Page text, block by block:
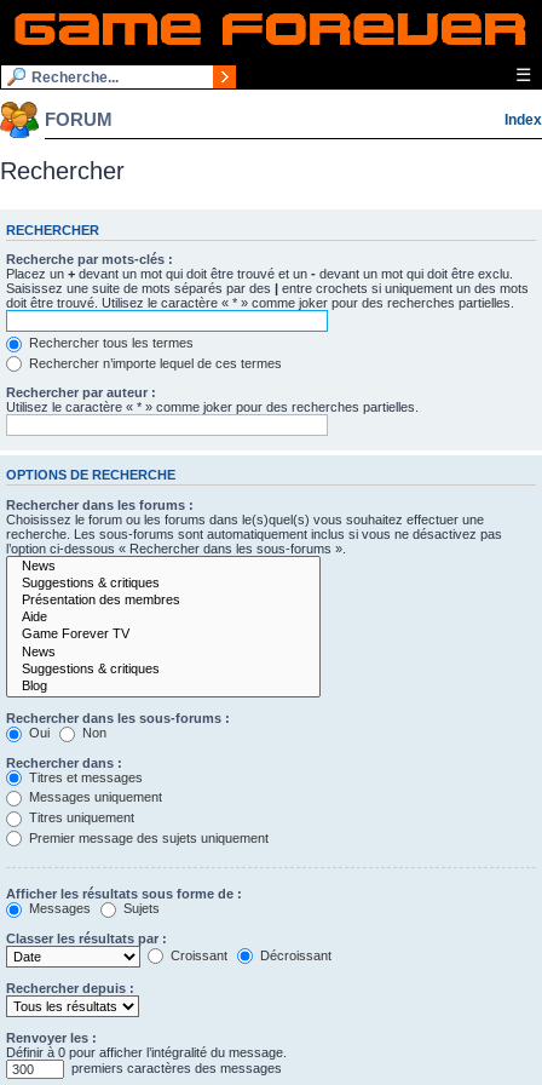
☰
FORUM Index
Rechercher
RECHERCHER
Recherche par mots-clés :
Placez un + devant un mot qui doit être trouvé et un - devant un mot qui doit être exclu.
Saisissez une suite de mots séparés par des | entre crochets si uniquement un des mots
doit être trouvé. Utilisez le caractère « * » comme joker pour des recherches partielles.
Rechercher tous les termes
Rechercher n’importe lequel de ces termes
Rechercher par auteur :
Utilisez le caractère « * » comme joker pour des recherches partielles.
OPTIONS DE RECHERCHE
Rechercher dans les forums :
Choisissez le forum ou les forums dans le(s)quel(s) vous souhaitez effectuer une
recherche. Les sous-forums sont automatiquement inclus si vous ne désactivez pas
l’option ci-dessous « Rechercher dans les sous-forums ».
Rechercher dans les sous-forums :
Oui
Non
Rechercher dans :
Titres et messages
Messages uniquement
Titres uniquement
Premier message des sujets uniquement
Afficher les résultats sous forme de :
Messages
Sujets
Classer les résultats par :
Croissant
Décroissant
Rechercher depuis :
Renvoyer les :
Définir à 0 pour afficher l’intégralité du message.
premiers caractères des messages